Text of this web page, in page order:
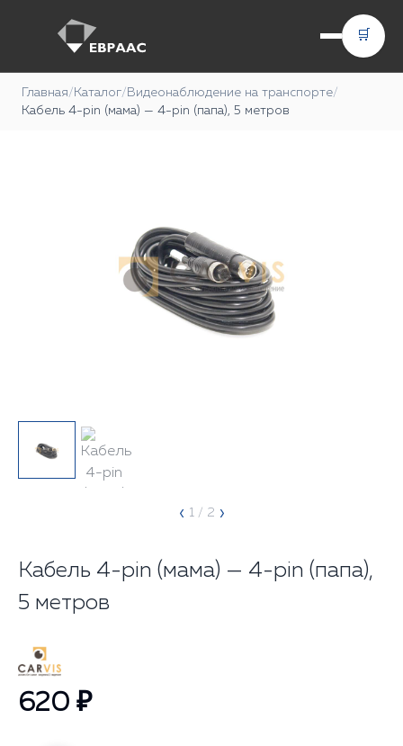
🛒
Главная/ Каталог/ Видеонаблюдение на транспорте/
Кабель 4-pin (мама) — 4-pin (папа), 5 метров
‹ 1/ 2 ›
Кабель 4-pin (мама) — 4-pin (папа),
5 метров
620 ₽